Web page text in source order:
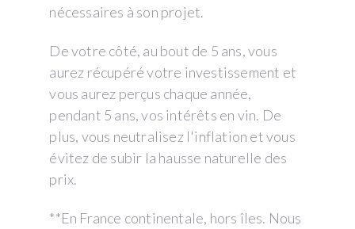
nécessaires à son projet.
De votre côté, au bout de 5 ans, vous
aurez récupéré votre investissement et
vous aurez perçus chaque année,
pendant 5 ans, vos intérêts en vin. De
plus, vous neutralisez l'inflation et vous
évitez de subir la hausse naturelle des
prix.
**En France continentale, hors îles. Nous